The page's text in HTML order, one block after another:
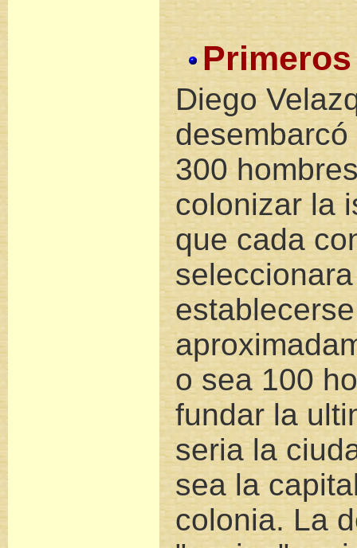
Diego
300
colonizar la
que cada
o sea 100
fundar la
seria la
sea la
colonia. La